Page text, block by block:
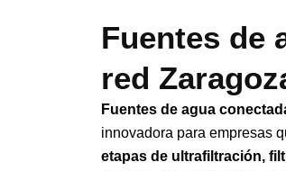
Fuentes de
red
Fuentes de agua
innovadora para empresas
etapas de ultrafiltración,